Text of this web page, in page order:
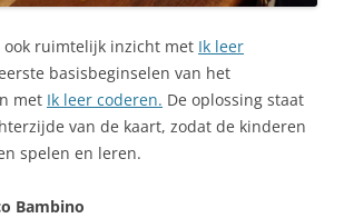
ook ruimtelijk inzicht met Ik leer
basisbeginselen van het
met Ik leer coderen. De oplossing staat
van de kaart, zodat de kinderen
spelen en leren.
Bambino